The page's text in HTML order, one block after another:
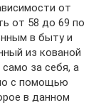
от
от 58 до 69 по
в быту и
из кованой
за себя, а
с помощью
в данном